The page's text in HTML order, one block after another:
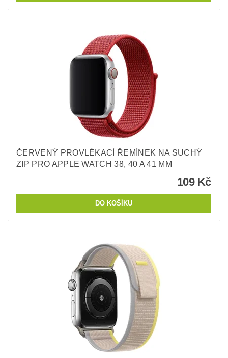
ČERVENÝ PROVLÉKACÍ ŘEMÍNEK NA SUCHÝ
ZIP PRO APPLE WATCH 38, 40 A 41 MM
109 Kč